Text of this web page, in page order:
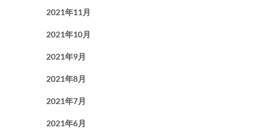
2021年11月
2021年10月
2021年9月
2021年8月
2021年7月
2021年6月